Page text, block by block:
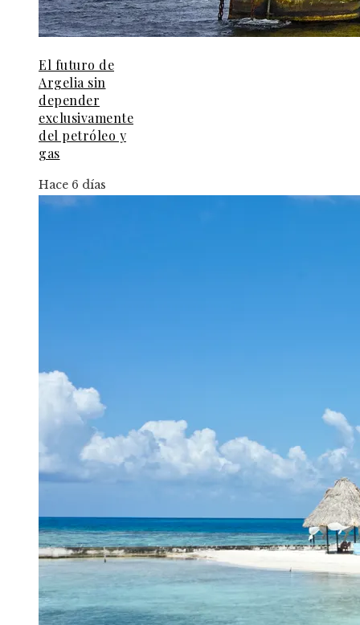
El futuro de
Argelia sin
depender
exclusivamente
del petróleo y
gas
Hace 6 días